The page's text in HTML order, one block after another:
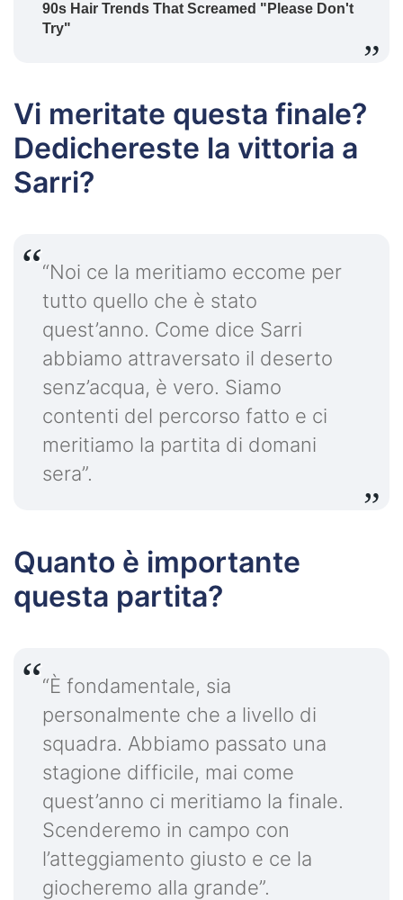
Vi meritate questa finale?
Dedichereste la vittoria a
Sarri?
“Noi ce la meritiamo eccome per
tutto quello che è stato
quest’anno. Come dice Sarri
abbiamo attraversato il deserto
senz’acqua, è vero. Siamo
contenti del percorso fatto e ci
meritiamo la partita di domani
sera”.
Quanto è importante
questa partita?
“È fondamentale, sia
personalmente che a livello di
squadra. Abbiamo passato una
stagione difficile, mai come
quest’anno ci meritiamo la finale.
Scenderemo in campo con
l’atteggiamento giusto e ce la
giocheremo alla grande”.